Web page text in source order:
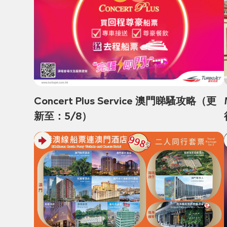
Concert Plus Service 澳門睇騷攻略（更
新至：5/8）